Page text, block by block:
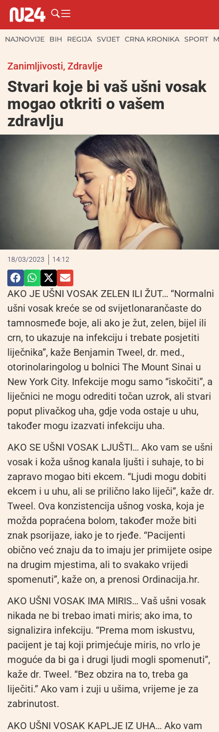
NAJNOVIJE BIH REGIJA SVIJET CRNA KRONIKA SPORT
Zanimljivosti, Zdravlje
Stvari koje bi vaš ušni vosak
mogao otkriti o vašem
zdravlju
18/03/2023 14:12
AKO JE UŠNI VOSAK ZELEN ILI ŽUT… “Normalni
ušni vosak kreće se od svijetlonarančaste do
tamnosmeđe boje, ali ako je žut, zelen, bijel ili
crn, to ukazuje na infekciju i trebate posjetiti
liječnika”, kaže Benjamin Tweel, dr. med.,
otorinolaringolog u bolnici The Mount Sinai u
New York City. Infekcije mogu samo “iskočiti”, a
liječnici ne mogu odrediti točan uzrok, ali stvari
poput plivačkog uha, gdje voda ostaje u uhu,
također mogu izazvati infekciju uha.
AKO SE UŠNI VOSAK LJUŠTI… Ako vam se ušni
vosak i koža ušnog kanala ljušti i suhaje, to bi
zapravo mogao biti ekcem. “Ljudi mogu dobiti
ekcem i u uhu, ali se prilično lako liječi”, kaže dr.
Tweel. Ova konzistencija ušnog voska, koja je
možda popraćena bolom, također može biti
znak psorijaze, iako je to rjeđe. “Pacijenti
obično već znaju da to imaju jer primijete osipe
na drugim mjestima, ali to svakako vrijedi
spomenuti”, kaže on, a prenosi Ordinacija.hr.
AKO UŠNI VOSAK IMA MIRIS… Vaš ušni vosak
nikada ne bi trebao imati miris; ako ima, to
signalizira infekciju. “Prema mom iskustvu,
pacijent je taj koji primjećuje miris, no vrlo je
moguće da bi ga i drugi ljudi mogli spomenuti”,
kaže dr. Tweel. “Bez obzira na to, treba ga
liječiti.” Ako vam i zuji u ušima, vrijeme je za
zabrinutost.
AKO UŠNI VOSAK KAPLJE IZ UHA… Ako vam